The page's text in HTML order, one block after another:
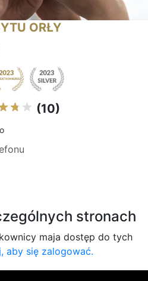
ORŁY
(10)
stronach
maja dostęp do tych
aby się zalogować.